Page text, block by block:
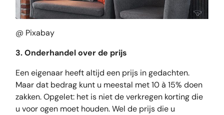
@ Pixabay
3. Onderhandel over de prijs
Een eigenaar heeft altijd een prijs in gedachten.
Maar dat bedrag kunt u meestal met 10 à 15% doen
zakken. Opgelet: het is niet de verkregen korting die
u voor ogen moet houden. Wel de prijs die u